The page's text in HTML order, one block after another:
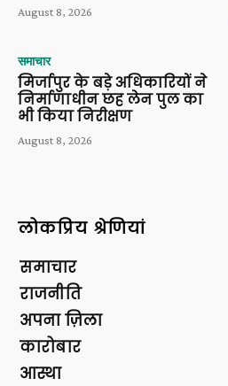
August 8, 2026
समाचार
मिर्जापुर के बड़े अधिकारियों ने
निर्माणाधीन छह लेन पुल का
भी किया निरीक्षण
August 8, 2026
लोकप्रिय श्रेणियां
समाचार
राजनीति
अपना ज़िला
कारोबार
आस्था